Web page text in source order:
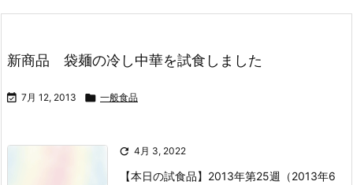
新商品 袋麺の冷し中華を試食しました
 7月 12, 2013  一般食品
 4月 3, 2022
【本日の試食品】2013年第25週（2013年6